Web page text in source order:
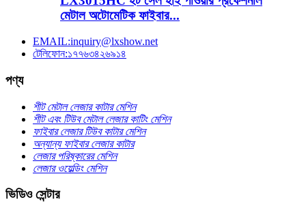
মেটাল অটোমেটিক ফাইবার...
EMAIL:inquiry@lxshow.net
টেলিফোন:১৭৭৬৩৪২৬৯১৪
পণ্য
শীট মেটাল লেজার কাটার মেশিন
শীট এবং টিউব মেটাল লেজার কাটিং মেশিন
ফাইবার লেজার টিউব কাটার মেশিন
অন্যান্য ফাইবার লেজার কাটার
লেজার পরিষ্কারের মেশিন
লেজার ওয়েল্ডিং মেশিন
ভিডিও সেন্টার